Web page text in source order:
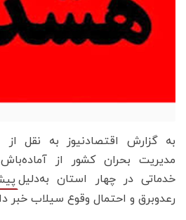
به گزارش اقتصادنیوز به نقل از
مدیریت بحران کشور از
خدماتی در چهار استان به‌دلیل
رعدوبرق و احتمال وقوع سیلاب خبر